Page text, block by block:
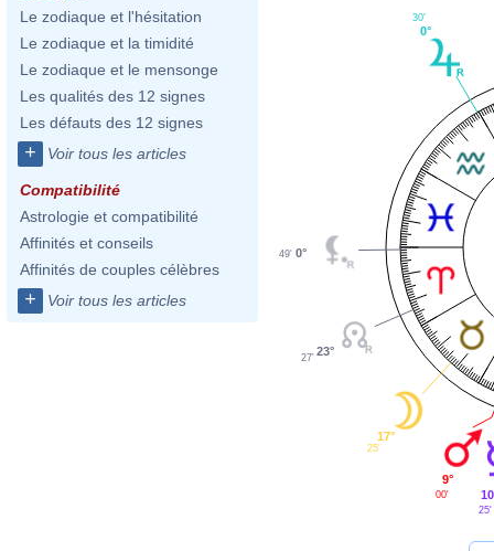
Le zodiaque et l'hésitation
Le zodiaque et la timidité
Le zodiaque et le mensonge
Les qualités des 12 signes
Les défauts des 12 signes
+ Voir tous les articles
Compatibilité
Astrologie et compatibilité
Affinités et conseils
Affinités de couples célèbres
+ Voir tous les articles
0°
30'
0°
49'
23°
27'
17°
25'
9°
00'
25'